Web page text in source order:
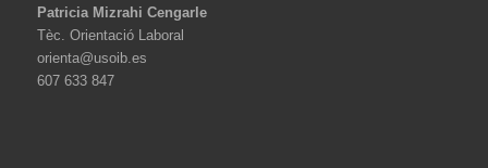
Patricia Mizrahi Cengarle
Tèc. Orientació Laboral
orienta@usoib.es
607 633 847